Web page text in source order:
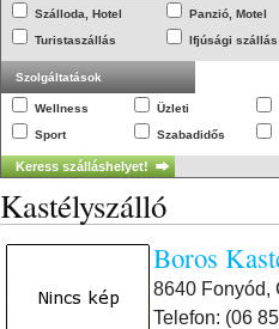
Szálloda, Hotel
Panzió, Motel
Turistaszállás
Ifjúsági szállás
Szolgáltatások
Wellness
Üzleti
Sport
Szabadidős
Kastélyszálló
Boros
8640 Fonyód,
Telefon: (06